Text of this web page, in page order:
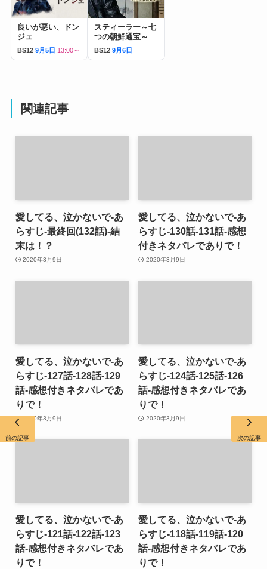
良いが悪い、ドン
ジェ
BS12 9月5日 13:00～
スティーラー～七
つの朝鮮通宝～
BS12 9月6日
関連記事
愛してる、泣かないで-あ
らすじ-最終回(132話)-結
末は！？
2020年3月9日
愛してる、泣かないで-あ
らすじ-130話-131話-感想
付きネタバレでありで！
2020年3月9日
愛してる、泣かないで-あ
らすじ-127話-128話-129
話-感想付きネタバレであ
りで！
2020年3月9日
愛してる、泣かないで-あ
らすじ-124話-125話-126
話-感想付きネタバレであ
りで！
2020年3月9日
愛してる、泣かないで-あ
らすじ-121話-122話-123
話-感想付きネタバレであ
りで！
愛してる、泣かないで-あ
らすじ-118話-119話-120
話-感想付きネタバレであ
りで！
前の記事 次の記事